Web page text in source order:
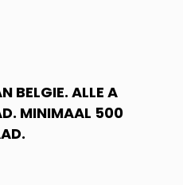
BELGIE. ALLE A
MINIMAAL 500